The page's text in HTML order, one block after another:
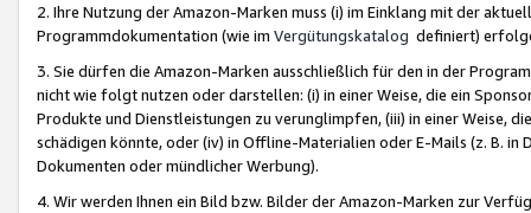
2. Ihre Nutzung der Amazon-Marken muss (i) im Einklang mit der
Programmdokumentation (wie im Vergütungskatalog definiert)
3. Sie dürfen die Amazon-Marken ausschließlich für den in der
nicht wie folgt nutzen oder darstellen: (i) in einer Weise, die ein
Produkte und Dienstleistungen zu verunglimpfen, (iii) in einer Weise,
schädigen könnte, oder (iv) in Offline-Materialien oder E-Mails (z. B. in
Dokumenten oder mündlicher Werbung).
4. Wir werden Ihnen ein Bild bzw. Bilder der Amazon-Marken zur